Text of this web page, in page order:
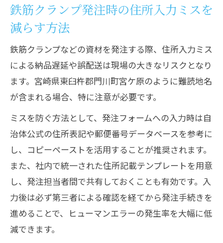
鉄筋クランプ発注時の住所入力ミスを
減らす方法
鉄筋クランプなどの資材を発注する際、住所入力ミス
による納品遅延や誤配送は現場の大きなリスクとなり
ます。宮崎県東臼杵郡門川町宮ケ原のように難読地名
が含まれる場合、特に注意が必要です。
ミスを防ぐ方法として、発注フォームへの入力時は自
治体公式の住所表記や郵便番号データベースを参考に
し、コピーペーストを活用することが推奨されます。
また、社内で統一された住所記載テンプレートを用意
し、発注担当者間で共有しておくことも有効です。入
力後は必ず第三者による確認を経てから発注手続きを
進めることで、ヒューマンエラーの発生率を大幅に低
減できます。